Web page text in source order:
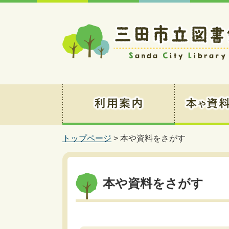
トップページ > 本や資料をさがす
本や資料をさがす